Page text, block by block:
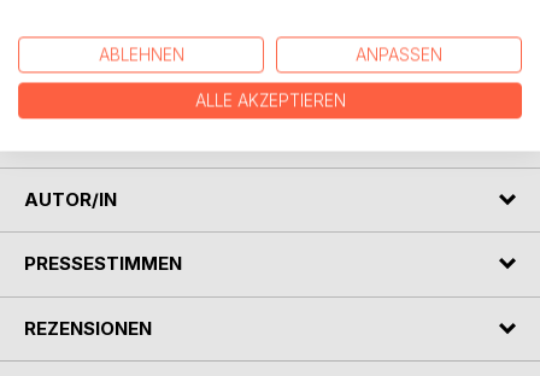
"Die Kraft des Ayurveda: Frühling" ist Ihr Tor zu einem
bewussten, gesunden und harmonischen Leben im
AUTOR/IN
PRESSESTIMMEN
REZENSIONEN
ABLEHNEN ANPASSEN
ALLE AKZEPTIEREN